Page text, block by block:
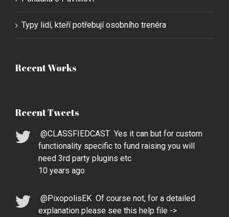
Typy lidí, kteří potřebují osobního trenéra
Recent Works
Recent Tweets
@CLASSFIEDCAST Yes it can but for custom
functionality specific to fund raising you will
need 3rd party plugins etc
10 years ago
@PixopolisEK Of course not, for a detailed
explanation please see this help file ->